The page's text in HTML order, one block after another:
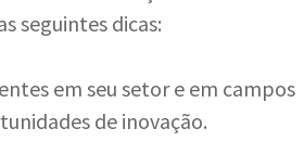
seguintes dicas:
em seu setor e em campos
de inovação.